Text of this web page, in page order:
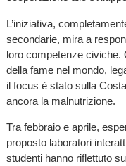
L’iniziativa,
secondarie, mira a
loro competenze civiche.
della fame nel mondo,
il focus è stato sulla
ancora la malnutrizione.
Tra febbraio e aprile,
proposto laboratori
studenti hanno riflettuto